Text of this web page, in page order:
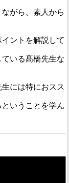
がら、素人から
ントを解説して
いる髙橋先生な
には特におスス
いうことを学ん